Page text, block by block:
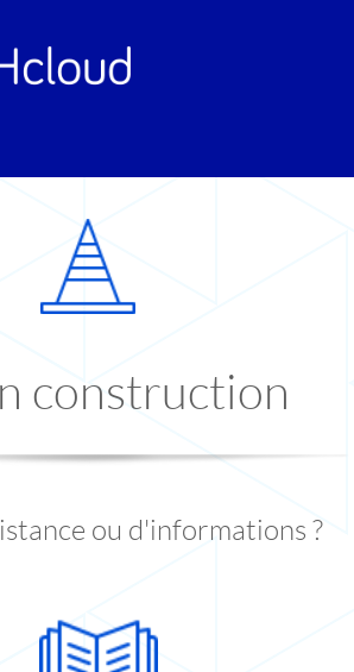
construction
ou d'informations ?